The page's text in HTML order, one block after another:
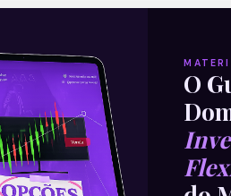
senador Trad deve ser
Assuntos Econômicos e
entre os
O